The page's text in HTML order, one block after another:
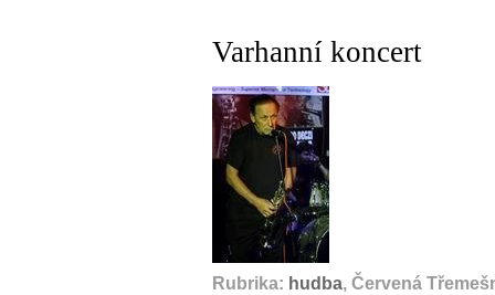
Varhanní koncert
Rubrika: hudba, Červená